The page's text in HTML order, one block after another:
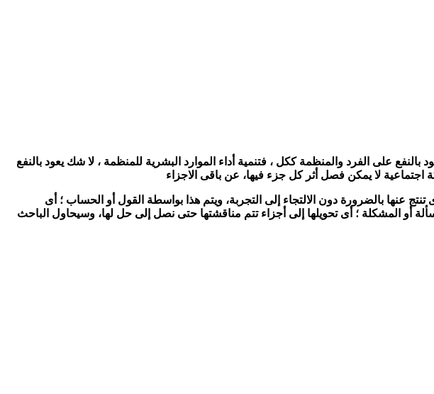
على الفرد والمنظمة ككل ، فتنمية أداء الموارد البشرية للمنظمة ، لا شك يعود بالنفع
اجتماعية لا يمكن فصل أثر كل جزء فيها، عن باقى الاجزاء
عنها بالضرورة دون الالتجاء إلى التجربة، ويتم هذا بواسطة القول أو الحساب ؛ أى
أو المشكلة ؛ أى تحويلها إلى أجزاء تتم مناقشتها حتى نصل إلى حل لها، وسيحاول الباحث